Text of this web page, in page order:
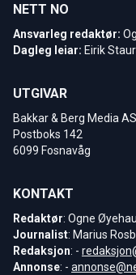
NETT NO
Ansvarleg redaktør:
Dagleg leiar: Eirik
UTGIVAR
Bakkar & Berg Media AS
Postboks 142
6099 Fosnavåg
KONTAKT
Redaktør: Ogne
Journalist: Marius
Redaksjon: -
Annonse: -